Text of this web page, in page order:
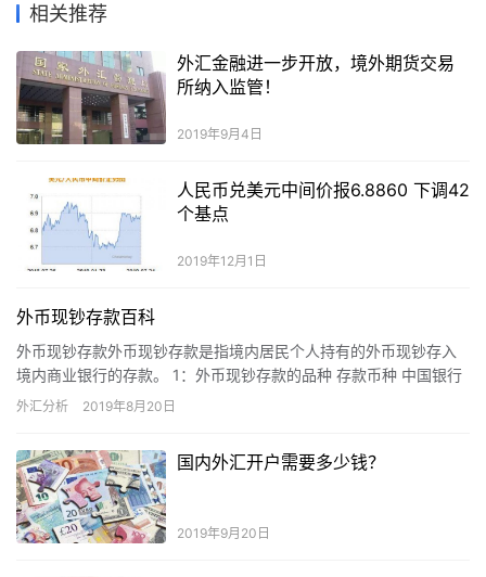
相关推荐
外汇金融进一步开放，境外期货交易
所纳入监管！
2019年9月4日
人民币兑美元中间价报6.8860 下调42
个基点
2019年12月1日
外币现钞存款百科
外币现钞存款外币现钞存款是指境内居民个人持有的外币现钞存入
境内商业银行的存款。 1：外币现钞存款的品种 存款币种 中国银行
外币储蓄存款的币种包括：美元、港币、英镑、欧元、日元、加拿…
外汇分析 2019年8月20日
国内外汇开户需要多少钱？
2019年9月20日